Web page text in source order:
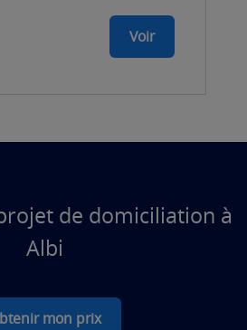
Voir
de domiciliation à
Albi
mon prix